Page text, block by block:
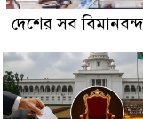
দেশের সব